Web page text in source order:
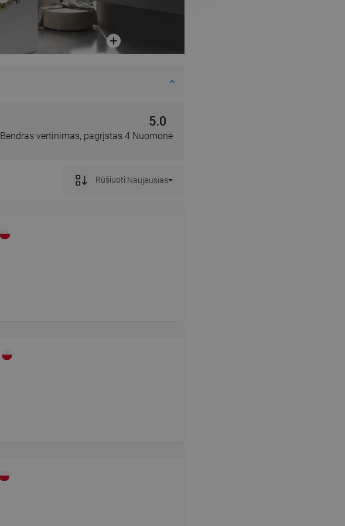
5.0
Bendras vertinimas, pagrįstas 4 Nuomonė
Rūšiuoti:Naujausias